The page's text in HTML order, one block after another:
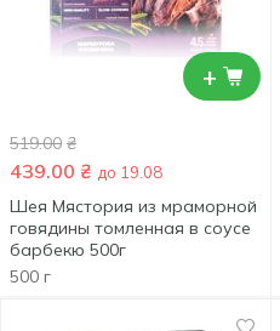
+
519.00 ₴
439.00 ₴ до 19.08
Шея Мястория из мраморной
говядины томленная в соусе
барбекю 500г
500 г